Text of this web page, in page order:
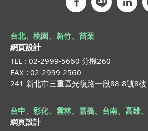
台北、桃園、新竹、苗栗
網頁設計
TEL : 02-2999-5660 分機260
FAX : 02-2999-2560
241 新北市三重區光復路一段88-8號8樓
台中、彰化、雲林、嘉義、台南、高雄
網頁設計